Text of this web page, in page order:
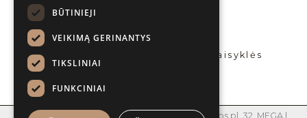
Privatumo politika
Prekių pirkimo – pardavimo taisyklės
MB Jūsų grožis | Įm. kodas 305219990 | Islandijos pl. 32, MEGA |
BŪTINIEJI
VEIKIMĄ GERINANTYS
TIKSLINIAI
FUNKCINIAI